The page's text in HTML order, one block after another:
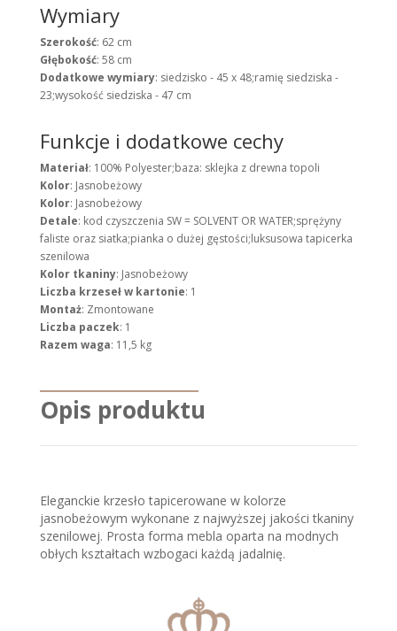
Wymiary
Szerokość: 62 cm
Głębokość: 58 cm
Dodatkowe wymiary: siedzisko - 45 x 48;ramię siedziska -
23;wysokość siedziska - 47 cm
Funkcje i dodatkowe cechy
Materiał: 100% Polyester;baza: sklejka z drewna topoli
Kolor: Jasnobeżowy
Kolor: Jasnobeżowy
Detale: kod czyszczenia SW = SOLVENT OR WATER;sprężyny
faliste oraz siatka;pianka o dużej gęstości;luksusowa tapicerka
szenilowa
Kolor tkaniny: Jasnobeżowy
Liczba krzeseł w kartonie: 1
Montaż: Zmontowane
Liczba paczek: 1
Razem waga: 11,5 kg
Opis produktu
Eleganckie krzesło tapicerowane w kolorze
jasnobeżowym wykonane z najwyższej jakości tkaniny
szenilowej. Prosta forma mebla oparta na modnych
obłych kształtach wzbogaci każdą jadalnię.